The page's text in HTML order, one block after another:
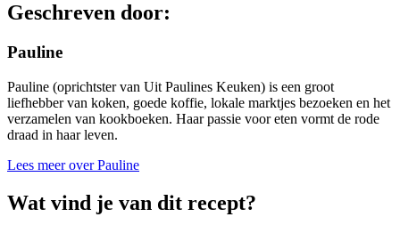
Geschreven door:
Pauline
Pauline (oprichtster van Uit Paulines Keuken) is een groot
liefhebber van koken, goede koffie, lokale marktjes bezoeken en het
verzamelen van kookboeken. Haar passie voor eten vormt de rode
draad in haar leven.
Lees meer over Pauline
Wat vind je van dit recept?